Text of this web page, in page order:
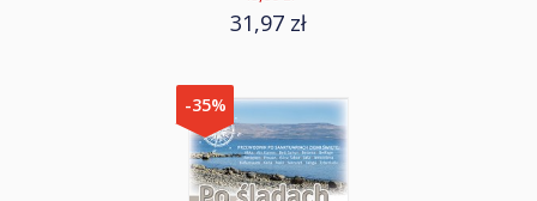
31,97 zł
-35%